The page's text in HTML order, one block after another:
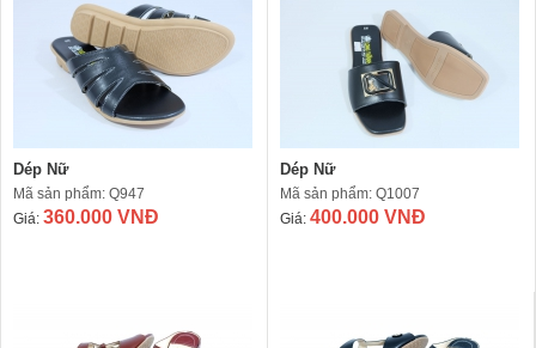
Dép Nữ
Mã sản phẩm: Q947
Giá: 360.000 VNĐ
Dép Nữ
Mã sản phẩm: Q1007
Giá: 400.000 VNĐ